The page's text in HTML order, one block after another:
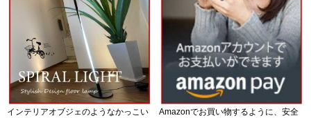
インテリアオブジェのようなかっこい
Amazonでお買い物するように、安全